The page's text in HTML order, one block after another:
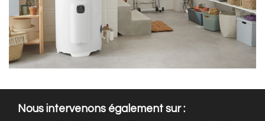
Nous intervenons également sur :